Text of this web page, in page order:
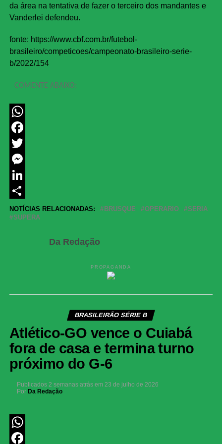
da área na tentativa de fazer o terceiro dos mandantes e
Vanderlei defendeu.
fonte: https://www.cbf.com.br/futebol-
brasileiro/competicoes/campeonato-brasileiro-serie-
b/2022/154
COMENTE ABAIXO:
WhatsApp
Facebook
Twitter
Messenger
LinkedIn
Share
NOTÍCIAS RELACIONADAS: BRUSQUE OPERARIO
SERIA
SUPERA
Da Redação
PROPAGANDA
BRASILEIRÃO SÉRIE B
Atlético-GO vence o Cuiabá
fora de casa e termina turno
próximo do G-6
Publicados 2 semanas atrás em 23 de julho de 2026
Por Da Redação
WhatsApp